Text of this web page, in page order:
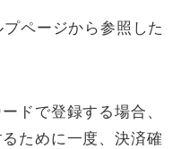
ページから参照した
ドで登録する場合、
ために一度、決済確